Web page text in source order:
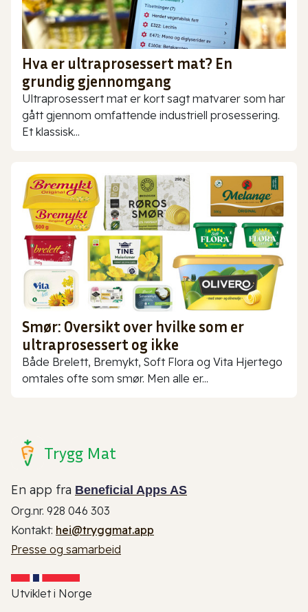
Hva er ultraprosessert mat? En
grundig gjennomgang
Ultraprosessert mat er kort sagt matvarer som har
gått gjennom omfattende industriell prosessering.
Et klassisk...
Smør: Oversikt over hvilke som er
ultraprosessert og ikke
Både Brelett, Bremykt, Soft Flora og Vita Hjertego
omtales ofte som smør. Men alle er...
Trygg Mat
En app fra Beneficial Apps AS
Org.nr. 928 046 303
Kontakt: hei@tryggmat.app
Presse og samarbeid
Utviklet i Norge